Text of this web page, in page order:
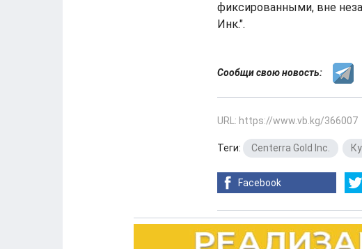
фиксированными, вне
Инк.".
Сообщи свою новость:
URL: https://www.vb.kg/366007
Теги: Centerra Gold Inc.
Facebook